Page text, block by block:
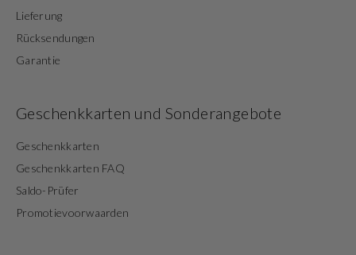
Lieferung
Rücksendungen
Garantie
Geschenkkarten und Sonderangebote
Geschenkkarten
Geschenkkarten FAQ
Saldo-Prüfer
Promotievoorwaarden